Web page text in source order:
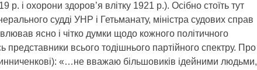
р. і охорони здоров’я влітку 1921 р.). Осібно стоїть тут
судді УНР і Гетьманату, міністра судових справ
ясно і чітко думки щодо кожного політичного
всього тодішнього партійного спектру. Про
«…не вважаю більшовиків ідейними людьми,